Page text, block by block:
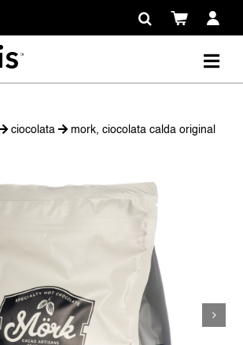
ciocolata
mork, ciocolata calda original